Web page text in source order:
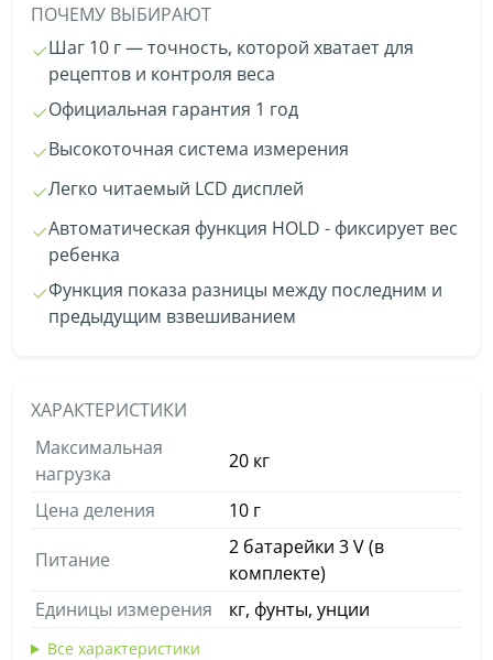
ПОЧЕМУ ВЫБИРАЮТ
Шаг 10 г — точность, которой хватает для
рецептов и контроля веса
Официальная гарантия 1 год
Высокоточная система измерения
Легко читаемый LCD дисплей
Автоматическая функция HOLD - фиксирует вес
ребенка
Функция показа разницы между последним и
предыдущим взвешиванием
ХАРАКТЕРИСТИКИ
Максимальная
нагрузка
20 кг
Цена деления 10 г
Питание
2 батарейки 3 V (в
комплекте)
Единицы измерения
кг, фунты, унции
Все характеристики